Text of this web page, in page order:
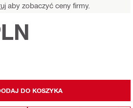
aby zobaczyć ceny firmy.
DO KOSZYKA